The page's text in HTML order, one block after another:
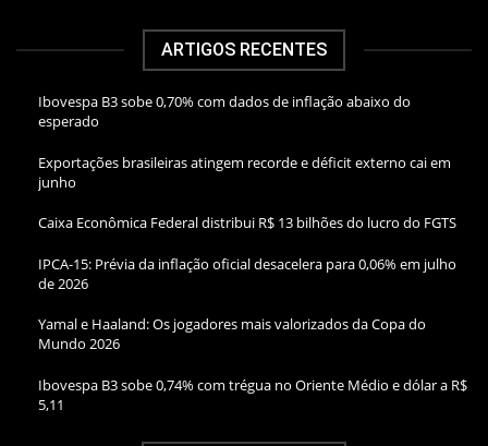
ARTIGOS RECENTES
Ibovespa B3 sobe 0,70% com dados de inflação abaixo do
esperado
Exportações brasileiras atingem recorde e déficit externo cai em
junho
Caixa Econômica Federal distribui R$ 13 bilhões do lucro do FGTS
IPCA-15: Prévia da inflação oficial desacelera para 0,06% em julho
de 2026
Yamal e Haaland: Os jogadores mais valorizados da Copa do
Mundo 2026
Ibovespa B3 sobe 0,74% com trégua no Oriente Médio e dólar a R$
5,11